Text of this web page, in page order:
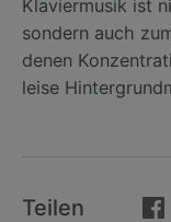
Klaviermusik ist
sondern auch
denen
leise
Teilen